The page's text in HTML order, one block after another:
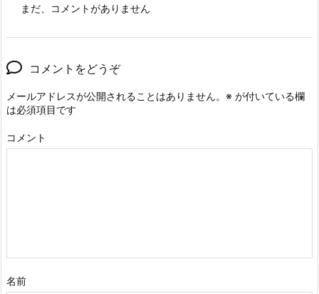
まだ、コメントがありません
コメントをどうぞ
メールアドレスが公開されることはありません。 ※ が付いている欄
は必須項目です
コメント
名前